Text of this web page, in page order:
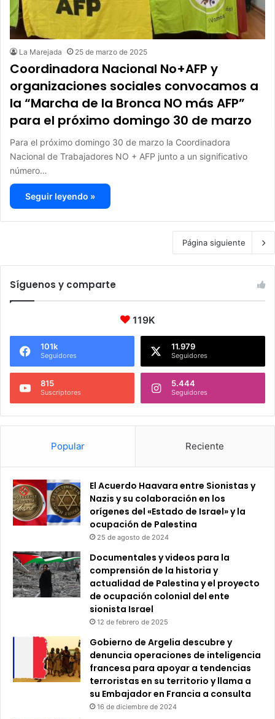
La Marejada 25 de marzo de 2025
Coordinadora Nacional No+AFP y
organizaciones sociales convocamos a
la “Marcha de la Bronca NO más AFP”
para el próximo domingo 30 de marzo
Para el próximo domingo 30 de marzo la Coordinadora
Nacional de Trabajadores NO + AFP junto a un significativo
número…
Seguir leyendo »
Página siguiente
Síguenos y comparte
119K
101k
Seguidores
11.979
Seguidores
815
Suscriptores
5.444
Seguidores
Popular Reciente
El Acuerdo Haavara entre Sionistas y
Nazis y su colaboración en los
orígenes del «Estado de Israel» y la
ocupación de Palestina
25 de agosto de 2024
Documentales y videos para la
comprensión de la historia y
actualidad de Palestina y el proyecto
de ocupación colonial del ente
sionista Israel
12 de febrero de 2025
Gobierno de Argelia descubre y
denuncia operaciones de inteligencia
francesa para apoyar a tendencias
terroristas en su territorio y llama a
su Embajador en Francia a consulta
16 de diciembre de 2024